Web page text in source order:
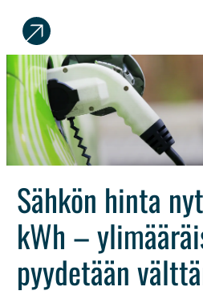
Sijoittaja.fi
Tee
parempia
sijoituspäätöksiä
Sähkön hinta
kWh –
pyydetään